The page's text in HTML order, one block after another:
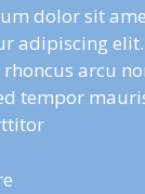
dolor sit
adipiscing
arcu
tempor